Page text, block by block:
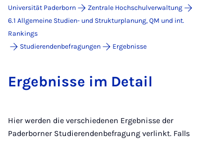
Universität Paderborn
Zentrale Hochschulverwaltung
6.1 Allgemeine Studien- und Strukturplanung, QM und int.
Rankings
Studierendenbefragungen
Ergebnisse
Er­geb­nis­se im De­tail
Hier werden die verschiedenen Ergebnisse der
Paderborner Studierendenbefragung verlinkt. Falls